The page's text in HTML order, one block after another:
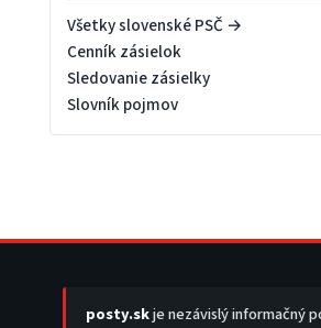
Všetky slovenské PSČ →
Cenník zásielok
Sledovanie zásielky
Slovník pojmov
posty.skje nezávislý informačný